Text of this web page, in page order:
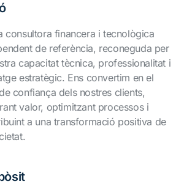
consultora financera i tecnològica
de referència, reconeguda per
capacitat tècnica, professionalitat i
estratègic. Ens convertim en el
confiança dels nostres clients,
valor, optimitzant processos i
a una transformació positiva de